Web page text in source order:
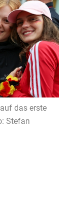
das erste
Stefan